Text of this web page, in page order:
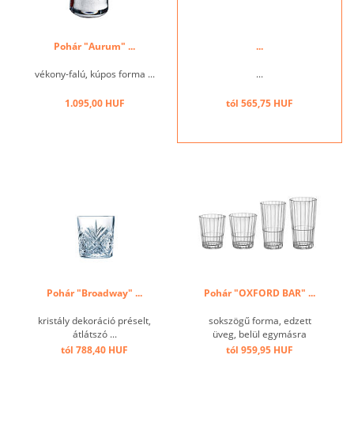
Pohár "Aurum" ...
vékony-falú, kúpos forma ...
1.095,00 HUF
...
...
tól 565,75 HUF
Pohár "Broadway" ...
kristály dekoráció préselt,
átlátszó ...
tól 788,40 HUF
Pohár "OXFORD BAR" ...
sokszögű forma, edzett
üveg, belül egymásra
rakható ...
tól 959,95 HUF